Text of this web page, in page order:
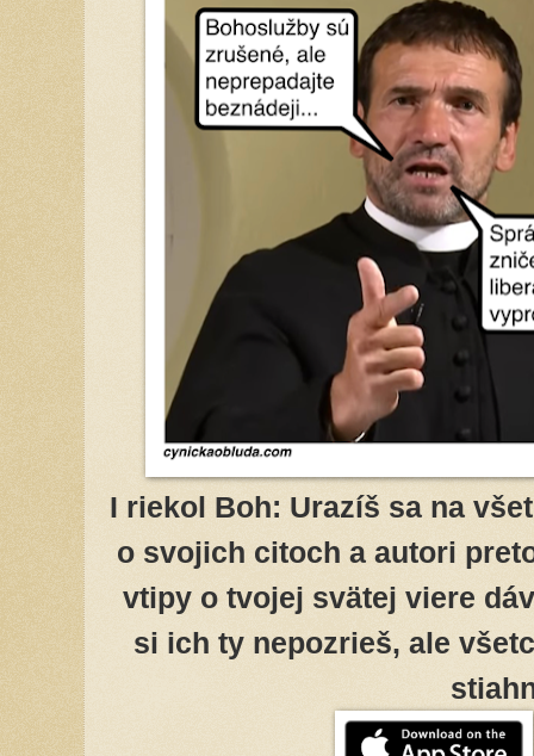
I riekol Boh: Urazíš sa na
o svojich citoch a autori
vtipy o tvojej svätej viere
si ich ty nepozrieš, ale